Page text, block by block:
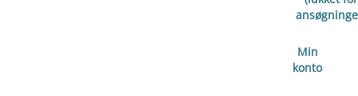
Min
konto